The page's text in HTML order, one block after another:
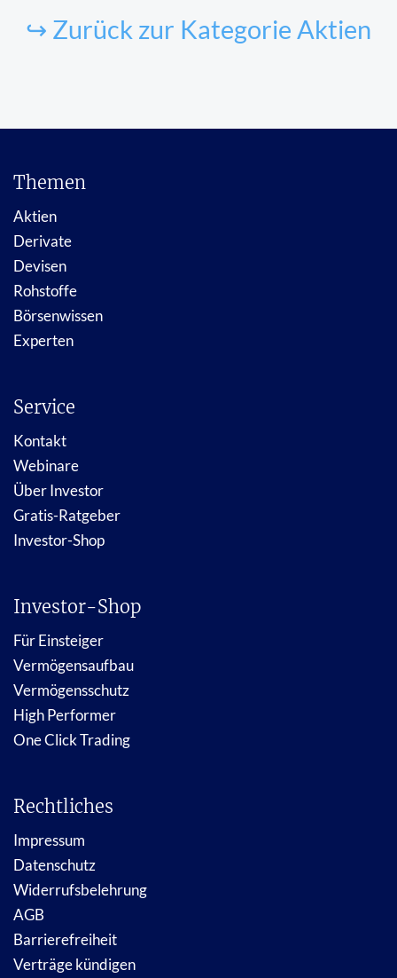
↪ Zurück zur Kategorie Aktien
Themen
Aktien
Derivate
Devisen
Rohstoffe
Börsenwissen
Experten
Service
Kontakt
Webinare
Über Investor
Gratis-Ratgeber
Investor-Shop
Investor-Shop
Für Einsteiger
Vermögensaufbau
Vermögensschutz
High Performer
One Click Trading
Rechtliches
Impressum
Datenschutz
Widerrufsbelehrung
AGB
Barrierefreiheit
Verträge kündigen